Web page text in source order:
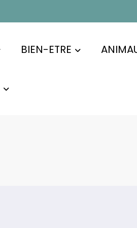
BIEN-ETRE